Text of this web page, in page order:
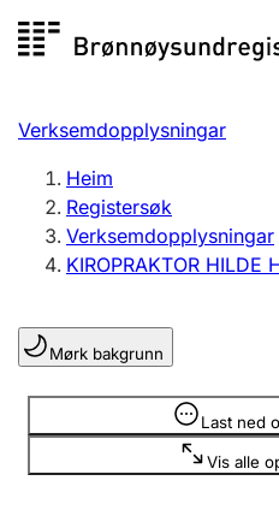
Registersøk
Aksjeselskap
Enkeltpersonføretak
Registrere, endre, slette
Lag og foreining
Registrere, endre, slette
Verksemdopplysningar
Heim
Registersøk
Verksemdopplysningar
KIROPRAKTOR HILDE
Mørk bakgrunn
Last ned
Vis alle
Opplysninger er skjult